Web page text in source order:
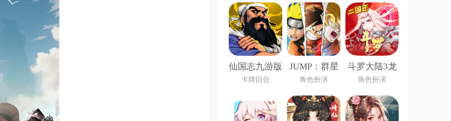
仙国志九游版
卡牌回合
JUMP：群星
集结下载安装
角色扮演
斗罗大陆3龙
王传说官方版
角色扮演